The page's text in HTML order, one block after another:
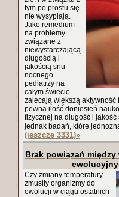
tym po prostu się
nie wysypiają.
Jako remedium
na problemy
związane z
niewystarczającą
długością i
jakością snu
nocnego
pediatrzy na
całym świecie
zalecają większą
pewna ilość doniesień
fizycznej na długość i
jednak badań, które
(jeszcze 3331)»
Brak powiązań
Czy zmiany temperatury
zmusiły organizmy do
ewolucji w ciągu ostatnich